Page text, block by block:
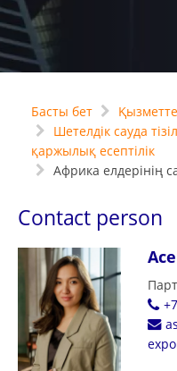
Басты бет
Шетелдік сауда
қаржылық есептілік
Африка елдерінің
Contact person